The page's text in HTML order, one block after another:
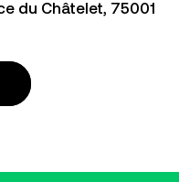
du Châtelet, 75001